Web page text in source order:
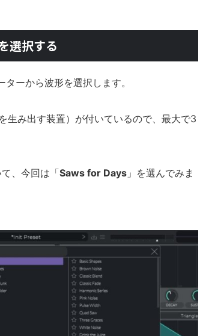
選択する
ーから波形を選択します。
を生み出す装置）が付いているので、最大で3
、今回は「Saws for Days 」を選んでみま